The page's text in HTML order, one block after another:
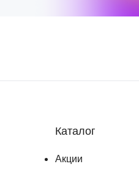
Каталог
Акции